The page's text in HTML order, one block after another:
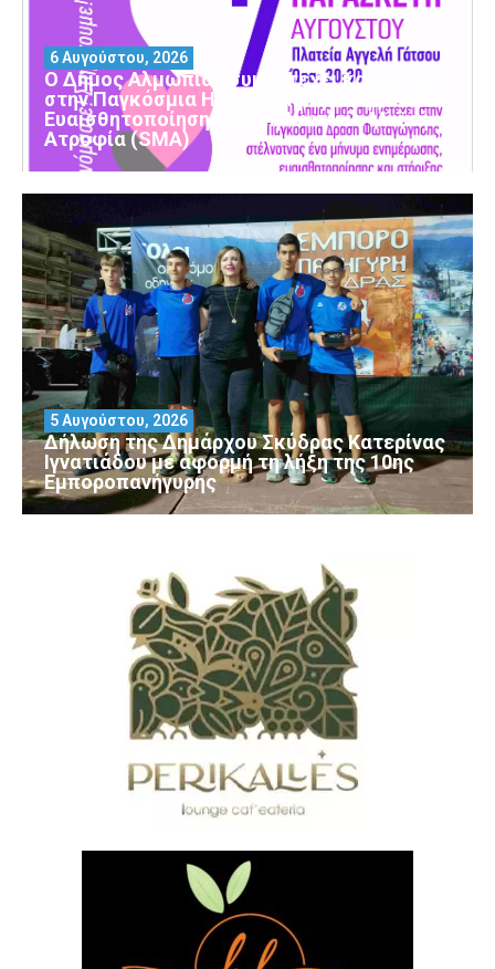
Ο Δήμος Αλμωπίας συμμετέχει και φέτος
στην Παγκόσμια Ημέρα Ενημέρωσης και
Ευαισθητοποίησης για τη Νωτιαία Μυϊκή
Ατροφία (SMA)
6 Αυγούστου, 2026
Δήλωση της Δημάρχου Σκύδρας Κατερίνας
Ιγνατιάδου με αφορμή τη λήξη της 10ης
Εμποροπανήγυρης
5 Αυγούστου, 2026